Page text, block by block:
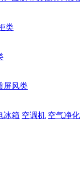
类
屏风类
冰箱 空调机 空气净